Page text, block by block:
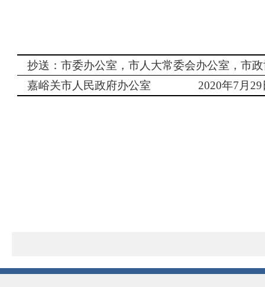
抄送：市委办公室，市人大常委会办公室，市
嘉峪关市人民政府办公室 2020年7 月 29